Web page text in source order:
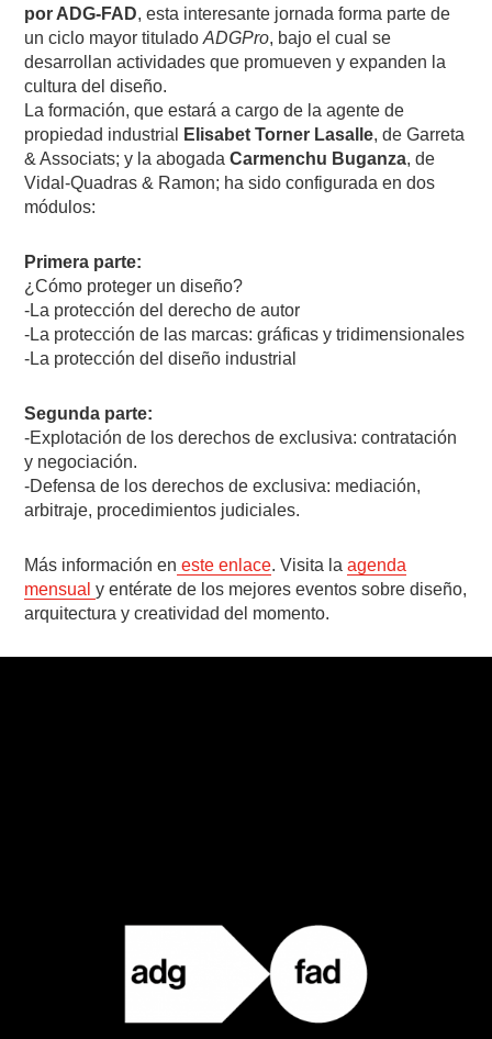
por ADG-FAD, esta interesante jornada forma parte de
un ciclo mayor tituladoADGPro, bajo el cual se
desarrollan actividades que promueven y expanden la
cultura del diseño.
La formación, que estará a cargo de la agente de
propiedad industrial
Elisabet Torner Lasalle, de Garreta
& Associats; y la abogadaCarmenchu Buganza, de
Vidal-Quadras & Ramon; ha sido configurada en dos
módulos:
Primera parte:
¿Cómo proteger un diseño?
-La protección del derecho de autor
-La protección de las marcas: gráficas y tridimensionales
-La protección del diseño industrial
Segunda parte:
-Explotación de los derechos de exclusiva: contratación
y negociación.
-Defensa de los derechos de exclusiva: mediación,
arbitraje, procedimientos judiciales.
Más información en este enlace. Visita laagenda
mensualy entérate de los mejores eventos sobre diseño,
arquitectura y creatividad del momento.